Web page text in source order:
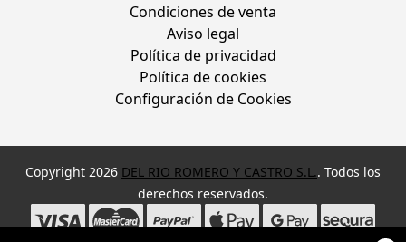
Condiciones de venta
Aviso legal
Política de privacidad
Política de cookies
Configuración de Cookies
Copyright 2026 DEL RIO ROMERO Y CASTRO S.L.. Todos los
derechos reservados.